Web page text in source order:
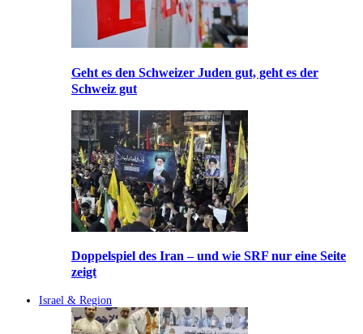
Geht es den Schweizer Juden gut, geht es der
Schweiz gut
Doppelspiel des Iran – und wie SRF nur eine Seite
zeigt
Israel & Region